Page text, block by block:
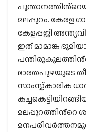
മലപ്പുറം. കേരള
കേളപ്പജി
ഇത് മാമാങ്ക
ഭാരതപുഴയുടെ
സാംസ്ക്കാരിക
മലപ്പുറത്തിൻ്റെ